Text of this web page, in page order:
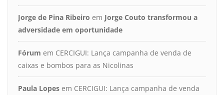
Jorge de Pina Ribeiro em Jorge Couto transformou a
adversidade em oportunidade
Fórum em CERCIGUI: Lança campanha de venda de
caixas e bombos para as Nicolinas
Paula Lopes em CERCIGUI: Lança campanha de venda